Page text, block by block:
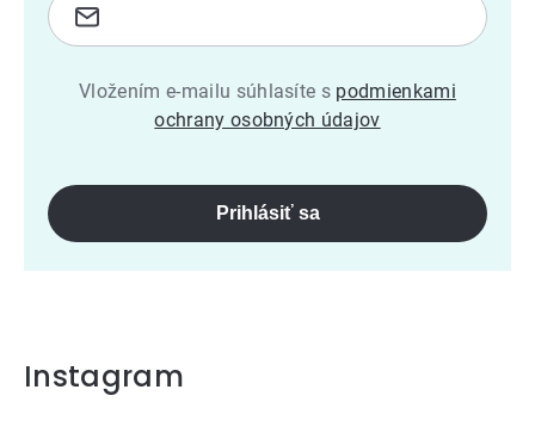
Vložením e-mailu súhlasíte s podmienkami
ochrany osobných údajov
Prihlásiť sa
Instagram